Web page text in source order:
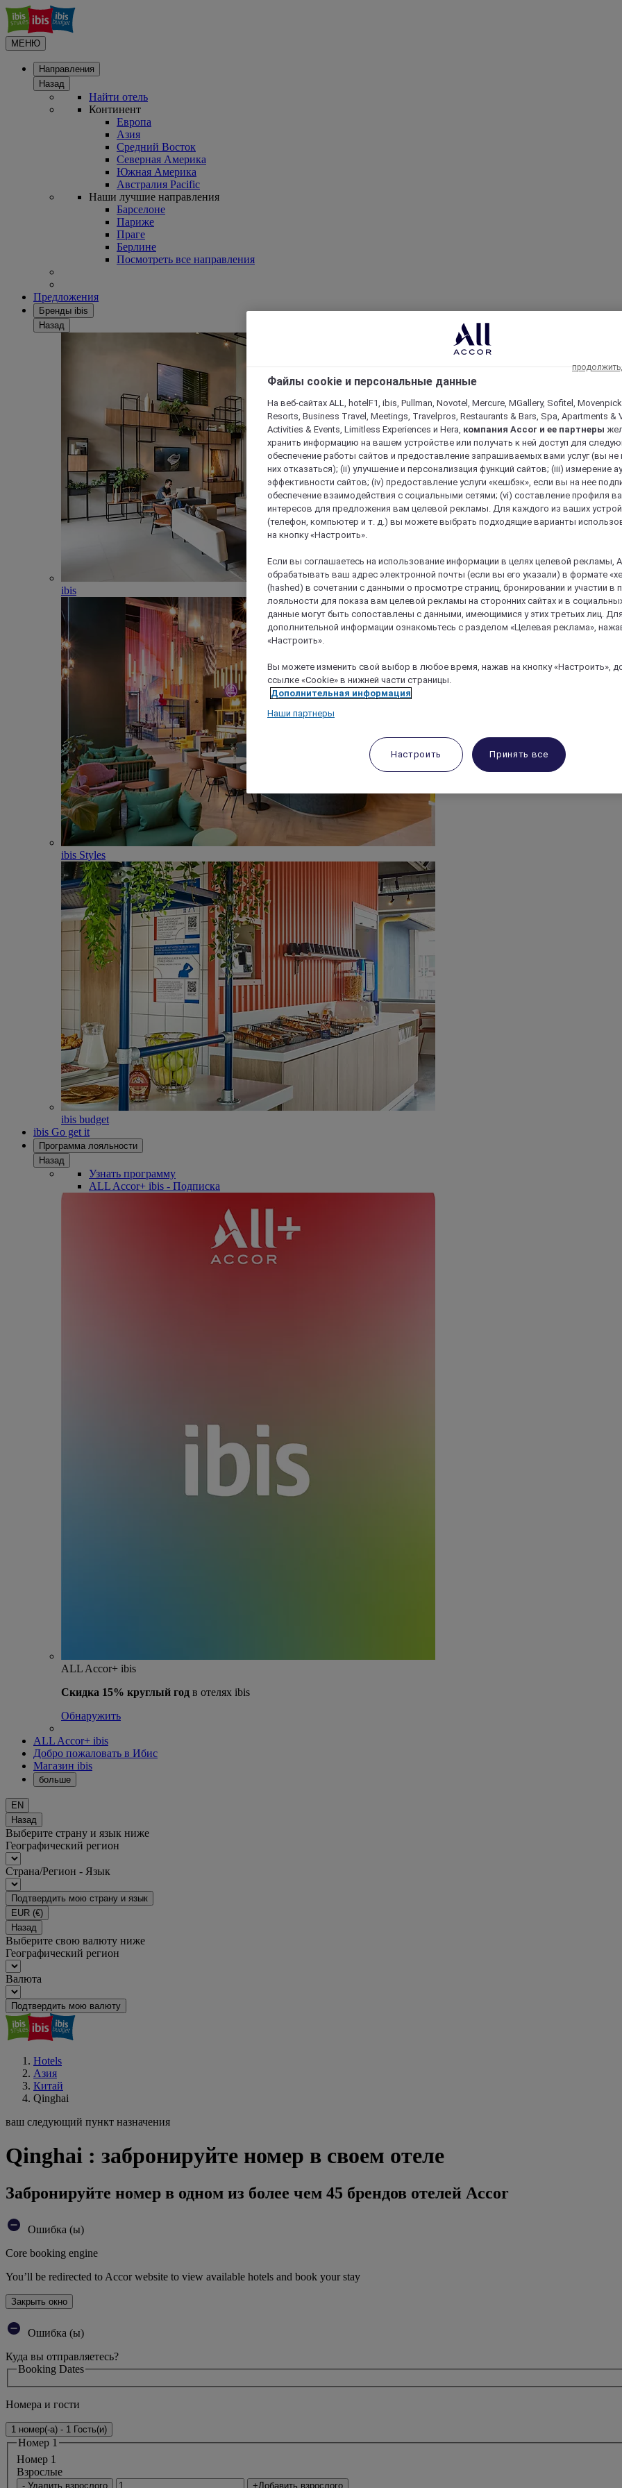
МЕНЮ
Направления
Назад
Найти отель
Континент
Европа
Азия
Средний Восток
Северная Америка
Южная Америка
Австралия Pacific
Наши лучшие направления
Барселоне
Париже
Праге
Берлине
Посмотреть все направления
Предложения
Бренды ibis
Назад
ibis
ibis Styles
ibis budget
ibis Go get it
Программа лояльности
Назад
Узнать программу
ALL Accor+ ibis - Подписка
ALL Accor+ ibis
Скидка 15% круглый год в отелях ibis
Обнаружить
ALL Accor+ ibis
Добро пожаловать в Ибис
Магазин ibis
больше
EN
Назад
Выберите страну и язык ниже
Географический регион
Страна/Регион - Язык
Подтвердить мою страну и язык
EUR (€)
Назад
Выберите свою валюту ниже
Географический регион
Валюта
Подтвердить мою валюту
Hotels
Азия
Китай
Qinghai
ваш следующий пункт назначения
Qinghai : забронируйте номер в своем отеле
Забронируйте номер в одном из более чем 45 брендов отелей Accor
Ошибка (ы)
Core booking engine
You’ll be redirected to Accor website to view available hotels and book your stay
Закрыть окно
Ошибка (ы)
Куда вы отправляетесь?
Booking Dates
Номера и гости
1 номер(-а) - 1 Гость(и)
Номер 1
Номер 1
Bзрослые
- Удалить взрослого +Добавить взрослого
Файлы cookie и персональные данные
На веб-сайтах ALL, hotelF1, ibis, Pullman, Novotel, Mercure, MGallery, Sofitel,
Resorts, Business Travel, Meetings, Travelpros, Restaurants & Bars, Spa, Apartments &
Activities & Events, Limitless Experiences и Hera, компания Accor и ее партнеры
хранить информацию на вашем устройстве или получать к ней доступ для
обеспечение работы сайтов и предоставление запрашиваемых вами услуг (вы
них отказаться); (ii) улучшение и персонализация функций сайтов; (iii) измерение
эффективности сайтов; (iv) предоставление услуги «кешбэк», если вы на нее
обеспечение взаимодействия с социальными сетями; (vi) составление профиля
интересов для предложения вам целевой рекламы. Для каждого из ваших
(телефон, компьютер и т. д.) вы можете выбрать подходящие варианты
на кнопку «Настроить».
Если вы соглашаетесь на использование информации в целях целевой рекламы,
обрабатывать ваш адрес электронной почты (если вы его указали) в формате
(hashed) в сочетании с данными о просмотре страниц, бронировании и участии в
лояльности для показа вам целевой рекламы на сторонних сайтах и в
данные могут быть сопоставлены с данными, имеющимися у этих третьих лиц.
дополнительной информации ознакомьтесь с разделом «Целевая реклама»,
«Настроить».
Вы можете изменить свой выбор в любое время, нажав на кнопку «Настроить»,
ссылке «Cookie» в нижней части страницы.
Дополнительная информация
Наши партнеры
Настроить Принять все